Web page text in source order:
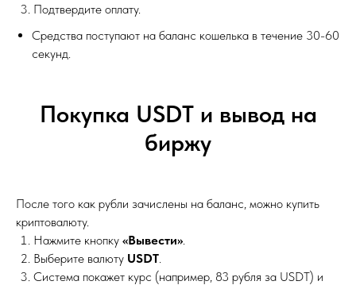
Подтвердите оплату.
Средства поступают на баланс кошелька в течение 30-60
секунд.
Покупка USDT и вывод на
биржу
После того как рубли зачислены на баланс, можно купить
криптовалюту.
Нажмите кнопку «Вывести»
Выберите валюту USDT
Система покажет курс (например, 83 рубля за USDT) и